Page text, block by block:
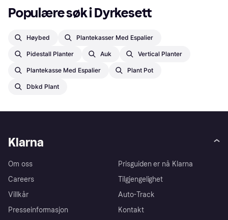
Populære søk i Dyrkesett
Høybed Plantekasser Med Espalier
Pidestall Planter Auk Vertical Planter
Plantekasse Med Espalier Plant Pot
Dbkd Plant
Klarna
Om oss
Careers
Villkår
Presseinformasjon
Prisguiden er nå Klarna
Tilgjengelighet
Auto-Track
Kontakt